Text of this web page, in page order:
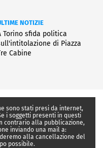
NOTIZIE
Torino sfida politica
di Piazza
Cabine
sono stati presi da internet,
i soggetti presenti in questi
contrario alla pubblicazione,
inviando una mail a:
alla cancellazione del
possibile.